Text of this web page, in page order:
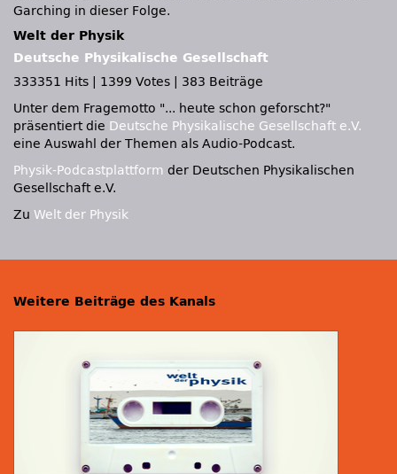
Garching in dieser Folge.
Welt der Physik
Deutsche Physikalische Gesellschaft
333351 Hits
1399 Votes
383 Beiträge
Unter dem Fragemotto
... heute schon geforscht?
präsentiert die Deutsche Physikalische Gesellschaft e.V.
eine Auswahl der Themen als Audio-Podcast.
Physik-Podcastplattform der Deutschen Physikalischen
Gesellschaft e.V.
Zu Welt der Physik
Weitere Beiträge des Kanals